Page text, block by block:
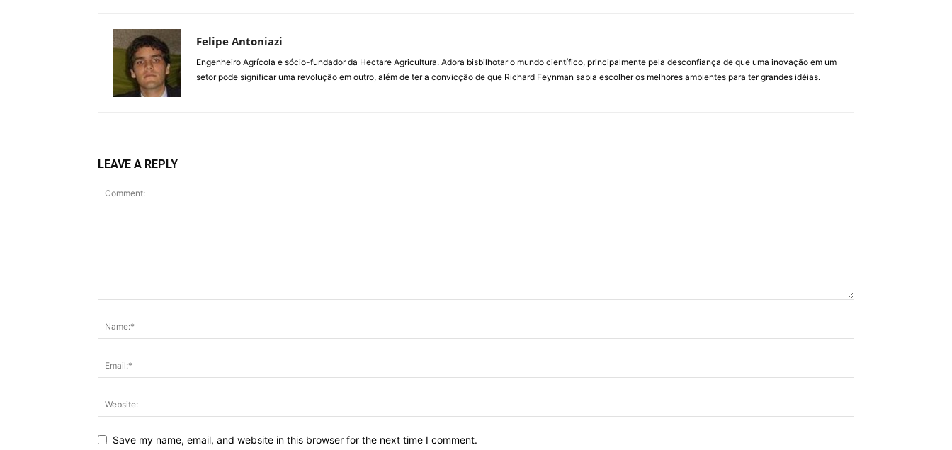
Felipe Antoniazi
Engenheiro Agrícola e sócio-fundador da Hectare Agricultura. Adora bisbilhotar o mundo científico, principalmente pela desconfiança de que uma inovação em um
setor pode significar uma revolução em outro, além de ter a convicção de que Richard Feynman sabia escolher os melhores ambientes para ter grandes idéias.
LEAVE A REPLY
Save my name, email, and website in this browser for the next time I comment.